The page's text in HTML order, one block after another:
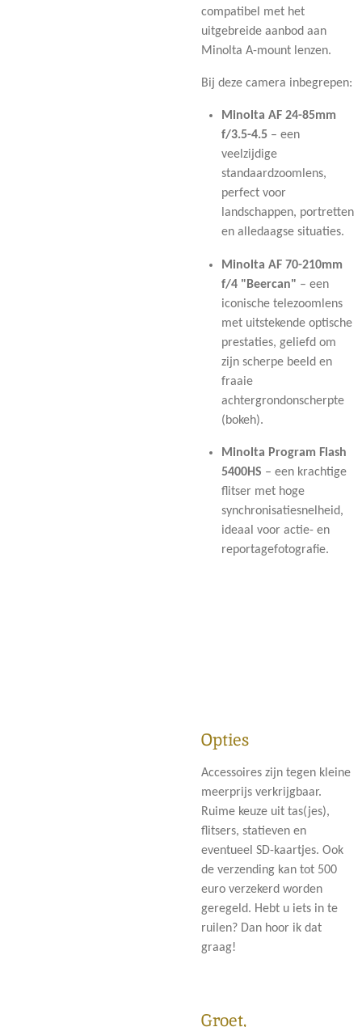
compatibel met het
uitgebreide aanbod aan
Minolta A-mount lenzen.
Bij deze camera inbegrepen:
Minolta AF 24-85mm
f/3.5-4.5– een
veelzijdige
standaardzoomlens,
perfect voor
landschappen, portretten
en alledaagse situaties.
Minolta AF 70-210mm
f/4 "Beercan" – een
iconische telezoomlens
met uitstekende optische
prestaties, geliefd om
zijn scherpe beeld en
fraaie
achtergrondonscherpte
(bokeh).
Minolta Program Flash
5400HS – een krachtige
flitser met hoge
synchronisatiesnelheid,
ideaal voor actie- en
reportagefotografie.
Opties
Accessoires zijn tegen kleine
meerprijs verkrijgbaar.
Ruime keuze uit tas(jes),
flitsers, statieven en
eventueel SD-kaartjes. Ook
de verzending kan tot 500
euro verzekerd worden
geregeld. Hebt u iets in te
ruilen? Dan hoor ik dat
graag!
Groet,